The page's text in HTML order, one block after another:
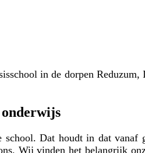
in de dorpen
Dat houdt in dat vanaf
Wij vinden het belangrijk